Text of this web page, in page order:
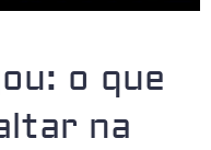
o que
na